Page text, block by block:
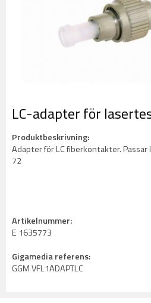
LC-adapter för
Produktbeskrivning:
Adapter för LC fiberkontakter.
72
Artikelnummer:
E 1635773
Gigamedia referens:
GGM VFL1ADAPTLC